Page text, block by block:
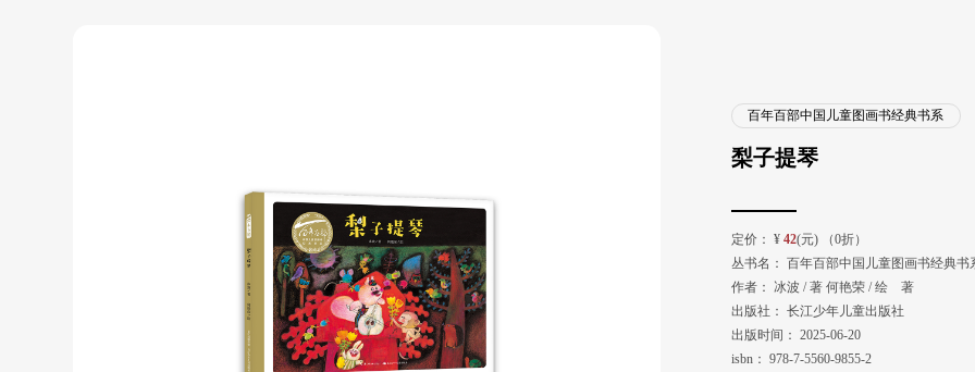
百年百部中国儿童图画书经典书系
梨子提琴
定价： ¥ 42(元) （0折）
丛书名：
百年百部中国儿童图画书经典书
作者：
冰波 / 著 何艳荣 / 绘 著
出版社：
长江少年儿童出版社
出版时间：
2025-06-20
isbn：
978-7-5560-9855-2